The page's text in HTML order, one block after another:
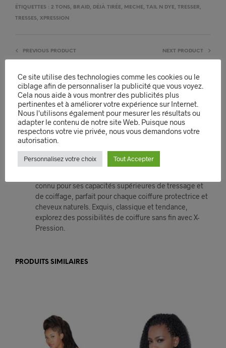
ÉTIQUETTES : 2 TONS, BRAID, DÉJÀ TIRÉE, MECHE, TAIL N DYE, TRESSER,
TRESSES, XPRESSION
PREVIOUS PRODUCT NEXT PRODUCT
DESCRIPTION
INFORMATIONS COMPLÉMENTAIRES
AVIS (0)
Exprimez-vous avec le classique de renommée
mondiale, X-Pression Cheveux tressés. Fait avec les
connu pour ses capacités supérieures de tressage et
de coiffage, parfait pour chaque coiffure protectrice et
cheveux naturels. Exquis, classique et tendance,
explorez des possibilités de coiffure sans fin avec X-
Pression.
PRODUITS SIMILAIRES
Ce site utilise des technologies comme les cookies ou le
ciblage afin de personnaliser la publicité que vous voyez.
Cela nous aide à vous montrer des publicités plus
pertinentes et à améliorer votre expérience sur Internet.
Nous l'utilisons également pour mesurer les résultats ou
adapter le contenu de notre site Web. Puisque nous
respectons votre vie privée, nous vous demandons votre
autorisation.
Personnalisez votre choix Tout Accepter